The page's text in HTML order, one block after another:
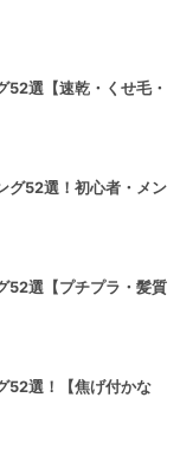
52選【速乾・くせ毛・
グ52選！初心者・メン
52選【プチプラ・髪質
52選！【焦げ付かな